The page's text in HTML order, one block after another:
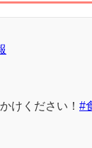
けください！ #